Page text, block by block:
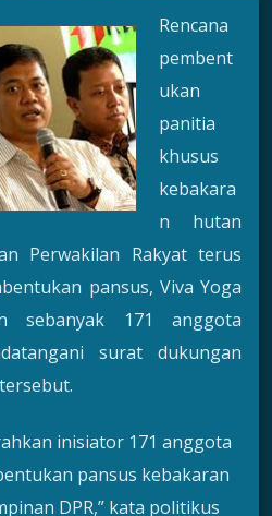
Rencana
pembent
ukan
panitia
khusus
kebakara
n hutan
Perwakilan Rakyat terus
pansus, Viva Yoga
sebanyak 171 anggota
surat dukungan
inisiator 171 anggota
pansus kebakaran
DPR,” kata politikus